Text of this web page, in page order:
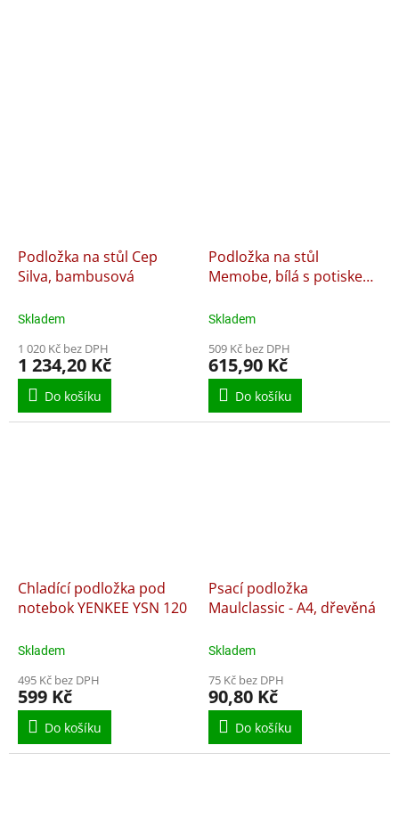
Podložka na stůl Cep
Silva, bambusová
Skladem
1 020 Kč bez DPH
1 234,20 Kč
Do košíku
Podložka na stůl
Memobe, bílá s potiskem
Skladem
509 Kč bez DPH
615,90 Kč
Do košíku
Chladící podložka pod
notebok YENKEE YSN 120
Skladem
495 Kč bez DPH
599 Kč
Do košíku
Psací podložka
Maulclassic - A4, dřevěná
Skladem
75 Kč bez DPH
90,80 Kč
Do košíku